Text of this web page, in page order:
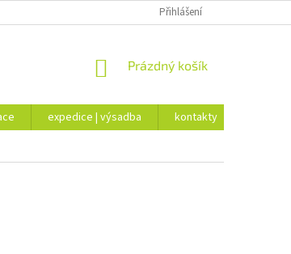
KONTAKTY
Přihlášení
NÁKUPNÍ
Prázdný košík
expedice | výsadba
kontakty